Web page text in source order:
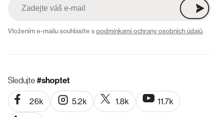
Vložením e-mailu souhlasíte spodmínkami ochrany osobních údajů.
Sledujte#shoptet
26k 5.2k 1.8k 11.7k